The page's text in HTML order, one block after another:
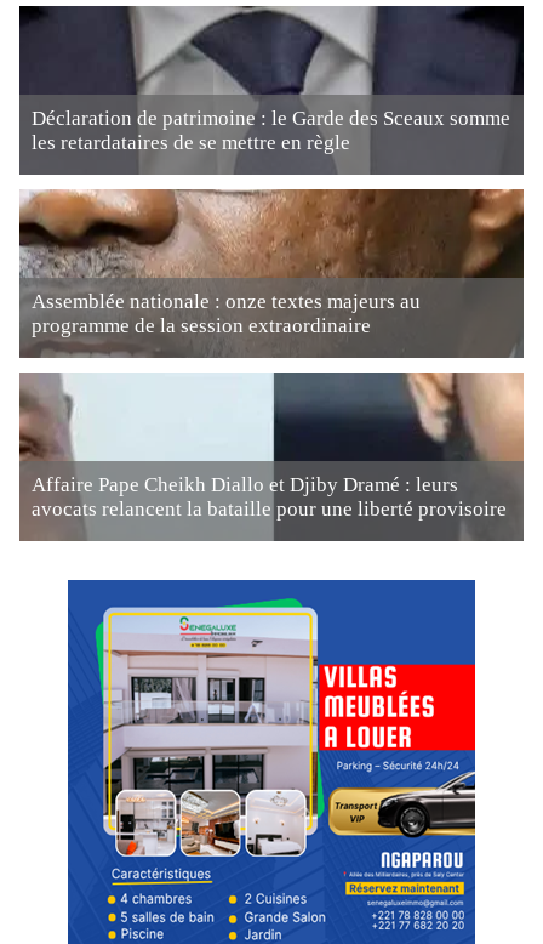
Déclaration de patrimoine : le Garde des Sceaux somme
les retardataires de se mettre en règle
Assemblée nationale : onze textes majeurs au
programme de la session extraordinaire
Affaire Pape Cheikh Diallo et Djiby Dramé : leurs
avocats relancent la bataille pour une liberté provisoire